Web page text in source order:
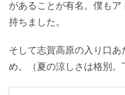
があることが有名。僕も
持ちました。
そして志賀高原の入り口
め。（夏の涼しさは格別。